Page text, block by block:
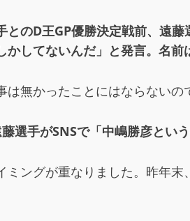
のD王GP優勝決定戦前、遠藤
かしてないんだ」と発言。名
は無かったことにはならないの
手がSNSで「中嶋勝彦とい
ミングが重なりました。昨年